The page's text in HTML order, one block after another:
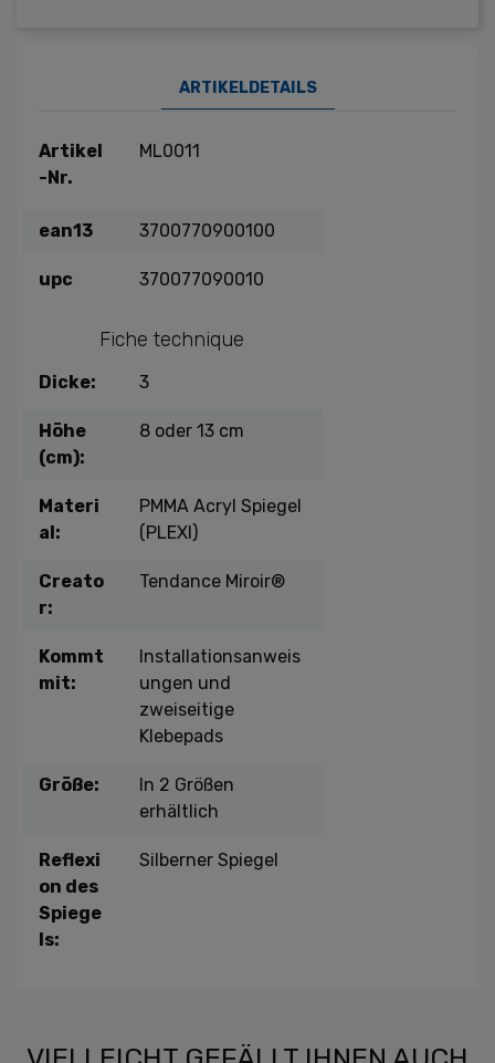
ARTIKELDETAILS
Artikel
-Nr.
ML0011
ean13 3700770900100
upc 370077090010
Fiche technique
Dicke: 3
Höhe
(cm):
8 oder 13 cm
Materi
al:
PMMA Acryl Spiegel
(PLEXI)
Creato
r:
Tendance Miroir®
Kommt
mit:
Installationsanweis
ungen und
zweiseitige
Klebepads
Größe:
In 2 Größen
erhältlich
Reflexi
on des
Spiege
ls:
Silberner Spiegel